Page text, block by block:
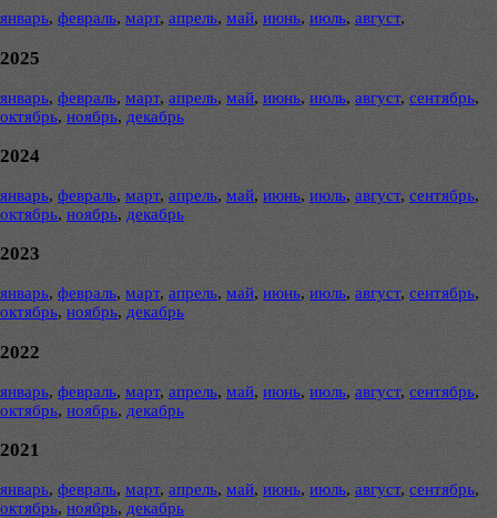
январь, февраль, март, апрель, май, июнь, июль, август,
2025
январь, февраль, март, апрель, май, июнь, июль, август, сентябрь,
октябрь, ноябрь, декабрь
2024
январь, февраль, март, апрель, май, июнь, июль, август, сентябрь,
октябрь, ноябрь, декабрь
2023
январь, февраль, март, апрель, май, июнь, июль, август, сентябрь,
октябрь, ноябрь, декабрь
2022
январь, февраль, март, апрель, май, июнь, июль, август, сентябрь,
октябрь, ноябрь, декабрь
2021
январь, февраль, март, апрель, май, июнь, июль, август, сентябрь,
октябрь, ноябрь, декабрь